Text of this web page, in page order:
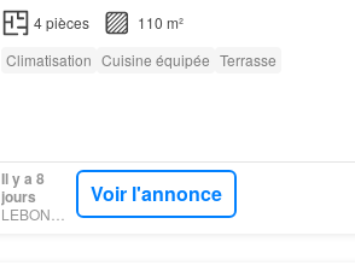
4pièces
110 m²
Climatisation Cuisine équipée Terrasse
Il y a 8
jours
LEBONCOIN
Voir l'annonce